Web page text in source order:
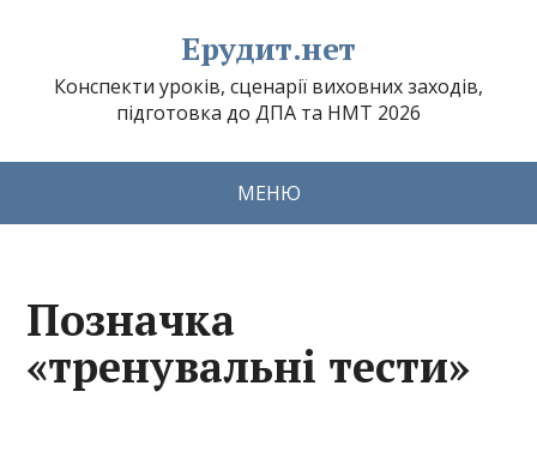
Ерудит.нет
Конспекти уроків, сценарії виховних заходів,
підготовка до ДПА та НМТ 2026
МЕНЮ
Позначка
«тренувальні тести»